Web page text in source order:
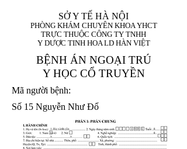
SỞ Y TẾ HÀ NỘI
PHÒNG KHÁM CHUYÊN KHOA YHCT
TRỰC THUỘC CÔNG TY TNHH
Y DƯỢC TINH HOA LD HÀN VIỆT
BỆNH ÁN NGOẠI TRÚ
Y HỌC CỔ TRUYỀN
Mã người bệnh:
Số 15 Nguyễn Như Đổ
1. Họ và tên (In
hoa):
1 9 9 5
8
8
X
X